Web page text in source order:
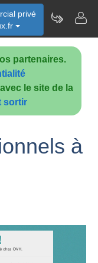
partenaires.
le site de la
sortir
privé
à